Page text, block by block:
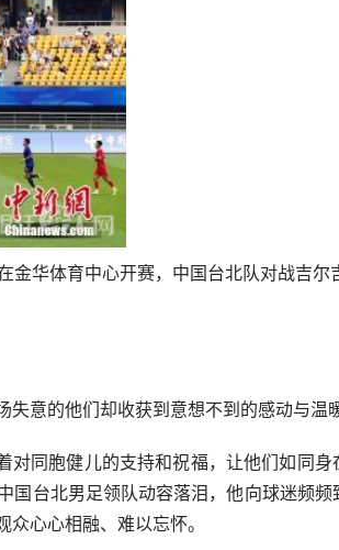
金华体育中心开赛，中国台北队对战吉尔
意的他们却收获到意想不到的感动与温
同胞健儿的支持和祝福，让他们如同身
国台北男足领队动容落泪，他向球迷频频
心心相融、难以忘怀。